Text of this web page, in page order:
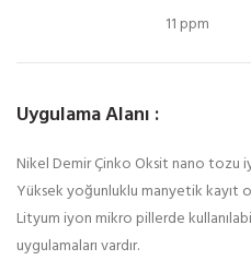
11 ppm
Uygulama Alanı :
Nikel Demir Çinko Oksit nano
Yüksek yoğunluklu manyetik kayıt
Lityum iyon mikro pillerde
uygulamaları vardır.